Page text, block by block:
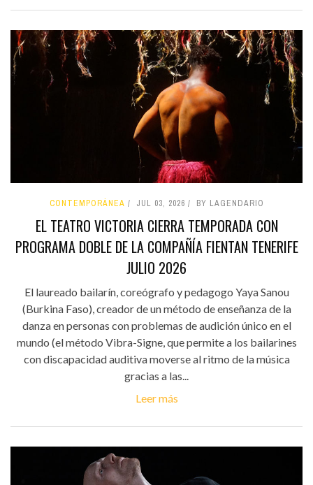
CONTEMPORÁNEA JUL 03, 2026 BY LAGENDARIO
EL TEATRO VICTORIA CIERRA TEMPORADA CON
PROGRAMA DOBLE DE LA COMPAÑÍA FIENTAN TENERIFE
JULIO 2026
El laureado bailarín, coreógrafo y pedagogo Yaya Sanou
(Burkina Faso), creador de un método de enseñanza de la
danza en personas con problemas de audición único en el
mundo (el método Vibra-Signe, que permite a los bailarines
con discapacidad auditiva moverse al ritmo de la música
gracias a las...
Leer más